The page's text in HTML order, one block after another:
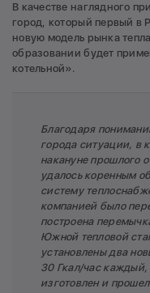
В качестве наглядного
город, который первый в
новую модель рынка
образовании будет
котельной».
Благодаря
города ситуации, в
накануне прошлого
удалось коренным
систему
компанией было
построена
Южной тепловой
установлены два
30 Гкал/час каждый,
изготовлен и